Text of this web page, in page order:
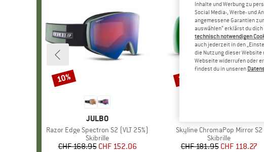
MARKE
JULBO
Artikel
Razor Edge Spectron S2 (VLT 25%)
Produktgruppe
Skibrille
Preis
CHF 168.95 reduzierter Preis
CHF 152.06
Rabatt
10%
Artikel
Skyline ChromaPop Mirror S2
Produktgruppe
Skibrille
Preis
CHF 181.95reduzierter
CHF 118.27
Rabatt
35%
Inhalte und Werbung zu
Social Media-, Werbe- und
angemessene Garantien
auswählen“ erklärst du
technisch notwendigen
auch jederzeit in den
die Nutzung dieser
Webseite widerrufen oder
findest du in unseren